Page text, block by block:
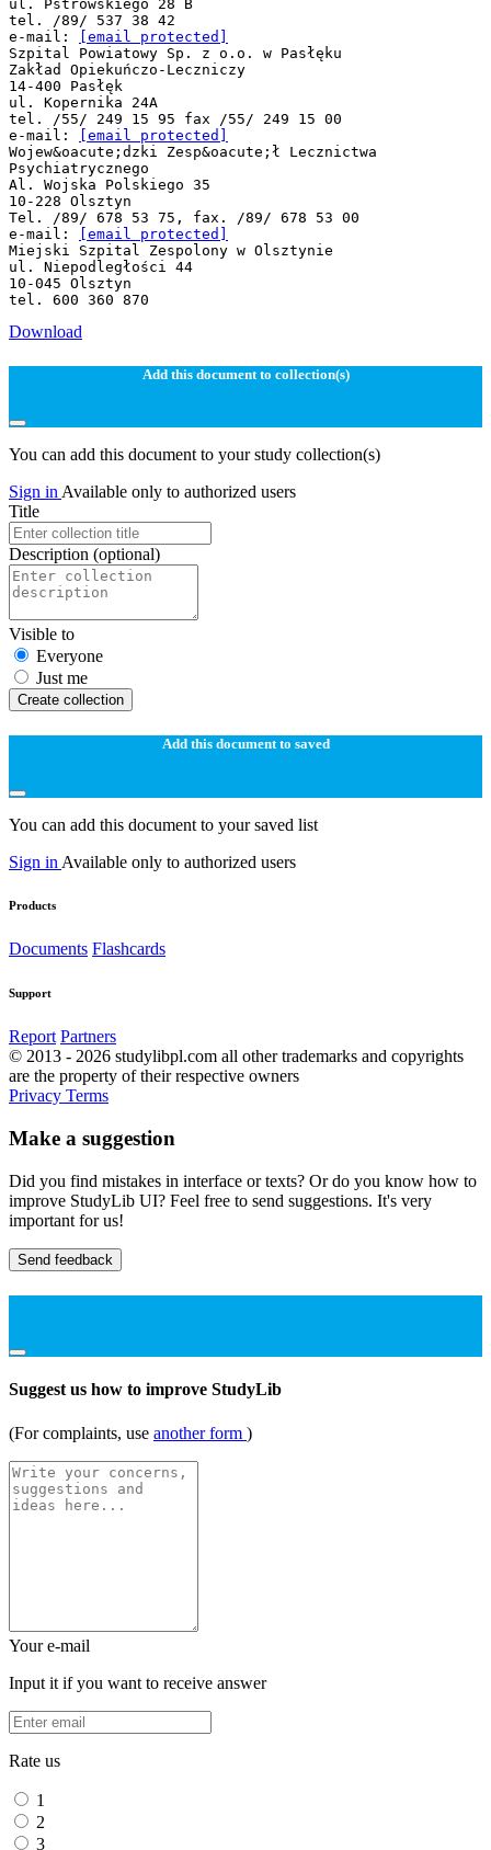
ul. Pstrowskiego 28 B
tel. /89/ 537 38 42
e-mail:
[email protected]
Szpital Powiatowy Sp. z o.o. w Pasłęku
Zakład Opiekuńczo-Leczniczy
14-400 Pasłęk
ul. Kopernika 24A
tel. /55/ 249 15 95 fax /55/ 249 15 00
e-mail:
[email protected]
Wojew&oacute;dzki Zesp&oacute;ł Lecznictwa
Psychiatrycznego
Al. Wojska Polskiego 35
10-228 Olsztyn
Tel. /89/ 678 53 75, fax. /89/ 678 53 00
e-mail:
[email protected]
Miejski Szpital Zespolony w Olsztynie
ul. Niepodległości 44
10-045 Olsztyn
Download
Add this document to collection(s)
You can add this document to your study collection(s)
Sign in Available only to authorized users
Title
Description (optional)
Visible to
Everyone
Just me
Create collection
Add this document to saved
You can add this document to your saved list
Sign in Available only to authorized users
Products
Documents Flashcards
Support
Report Partners
© 2013 - 2026 studylibpl.com all other trademarks and copyrights
are the property of their respective owners
Privacy Terms
Make a suggestion
Did you find mistakes in interface or texts? Or do you know how to
improve StudyLib UI? Feel free to send suggestions. It's very
important for us!
Send feedback
Suggest us how to improve StudyLib
(For complaints, use another form )
Your e-mail
Input it if you want to receive answer
Rate us
1
2
3